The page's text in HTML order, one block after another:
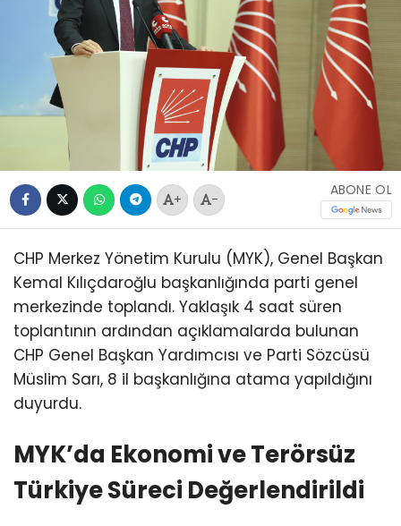
+ -
ABONE OL
CHP Merkez Yönetim Kurulu (MYK), Genel Başkan
Kemal Kılıçdaroğlu başkanlığında parti genel
merkezinde toplandı. Yaklaşık 4 saat süren
toplantının ardından açıklamalarda bulunan
CHP Genel Başkan Yardımcısı ve Parti Sözcüsü
Müslim Sarı, 8 il başkanlığına atama yapıldığını
duyurdu.
MYK’da Ekonomi ve Terörsüz
Türkiye Süreci Değerlendirildi